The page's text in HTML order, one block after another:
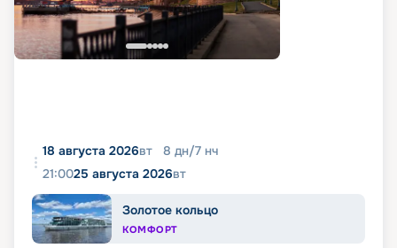
18 августа 2026вт 8 дн/7 нч
21:0025 августа 2026вт
Золотое кольцо
КОМФОРТ